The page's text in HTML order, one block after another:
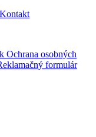
Kontakt
Ochrana osobných
formulár